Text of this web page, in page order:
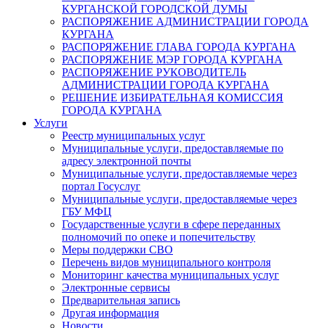
КУРГАНСКОЙ ГОРОДСКОЙ ДУМЫ
РАСПОРЯЖЕНИЕ АДМИНИСТРАЦИИ ГОРОДА
КУРГАНА
РАСПОРЯЖЕНИЕ ГЛАВА ГОРОДА КУРГАНА
РАСПОРЯЖЕНИЕ МЭР ГОРОДА КУРГАНА
РАСПОРЯЖЕНИЕ РУКОВОДИТЕЛЬ
АДМИНИСТРАЦИИ ГОРОДА КУРГАНА
РЕШЕНИЕ ИЗБИРАТЕЛЬНАЯ КОМИССИЯ
ГОРОДА КУРГАНА
Услуги
Реестр муниципальных услуг
Муниципальные услуги, предоставляемые по
адресу электронной почты
Муниципальные услуги, предоставляемые через
портал Госуслуг
Муниципальные услуги, предоставляемые через
ГБУ МФЦ
Государственные услуги в сфере переданных
полномочий по опеке и попечительству
Меры поддержки СВО
Перечень видов муниципального контроля
Мониторинг качества муниципальных услуг
Электронные сервисы
Предварительная запись
Другая информация
Новости